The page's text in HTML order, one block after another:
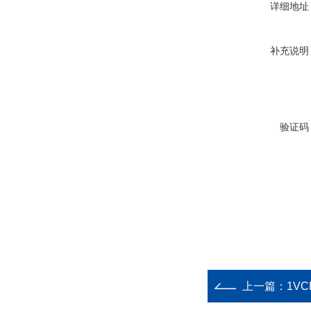
详细地址
补充说明
验证码
上一篇：